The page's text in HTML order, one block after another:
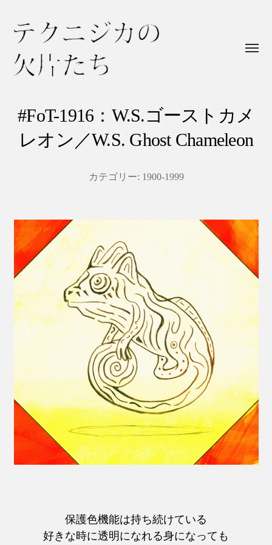
ニ
ジ
片
た
ち
#FoT-1916：W.S.ゴーストカメ
レオン／W.S. Ghost Chameleon
カテゴリー: 1900-1999
保護色機能は持ち続けている
好きな時に透明になれる身になっても